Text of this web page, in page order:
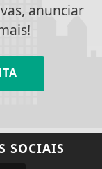
anunciar
SOCIAIS